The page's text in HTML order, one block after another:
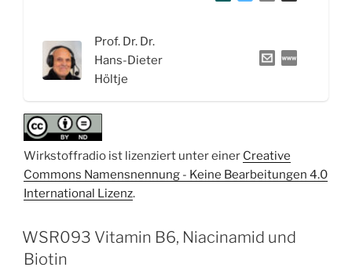
Prof. Dr. Dr.
Hans-Dieter
Höltje
Wirkstoffradio ist lizenziert unter einer Creative
Commons Namensnennung - Keine Bearbeitungen 4.0
International Lizenz.
WSR093 Vitamin B6, Niacinamid und
Biotin